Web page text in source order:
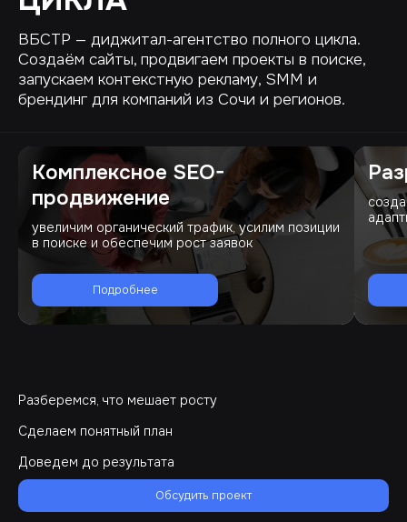
ВБСТР — диджитал-агентство полного цикла.
Создаём сайты, продвигаем проекты в поиске,
запускаем контекстную рекламу, SMM и
брендинг для компаний из Сочи и регионов.
Комплексное SEO-
продвижение
увеличим органический трафик, усилим позиции
в поиске и обеспечим рост заявок
Подробнее
Разберемся, что мешает росту
Сделаем понятный план
Доведем до результата
Обсудить проект